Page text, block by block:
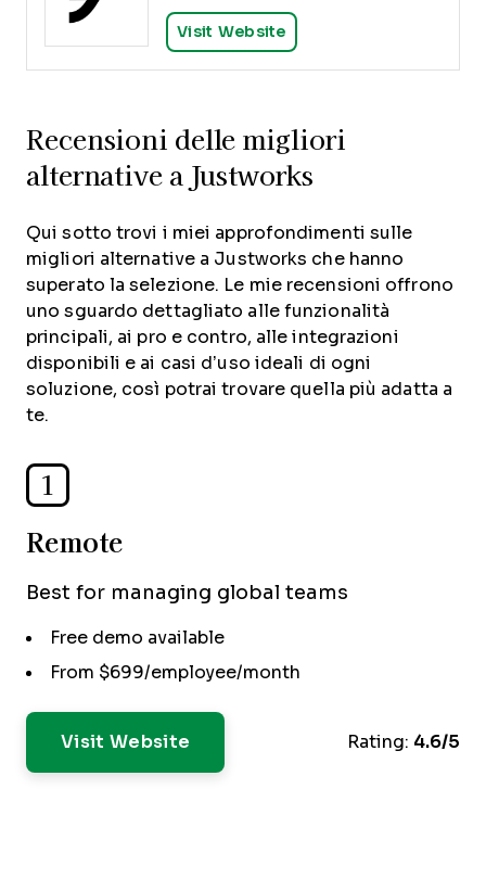
Visit Website
Recensioni delle migliori
alternative a Justworks
Qui sotto trovi i miei approfondimenti sulle
migliori alternative a Justworks che hanno
superato la selezione. Le mie recensioni offrono
uno sguardo dettagliato alle funzionalità
principali, ai pro e contro, alle integrazioni
disponibili e ai casi d’uso ideali di ogni
soluzione, così potrai trovare quella più adatta a
te.
1
Remote
Best for managing global teams
Free demo available
From $699/employee/month
Visit Website Rating: 4.6/5